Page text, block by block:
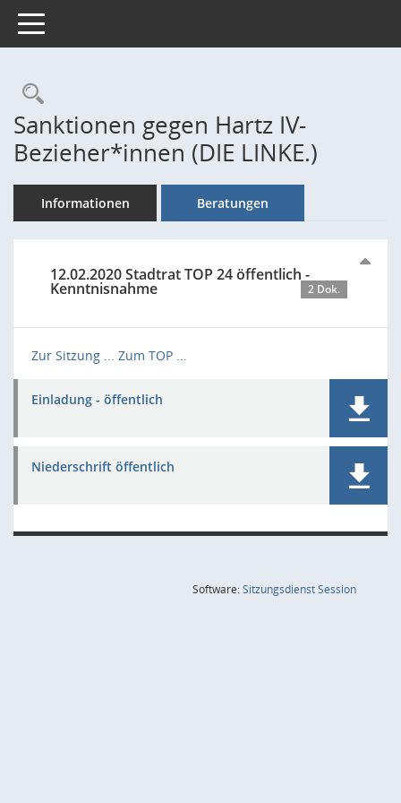
Toggle navigation
Rechercheauswahl
Sanktionen gegen Hartz IV-
Bezieher*innen (DIE LINKE.)
Informationen Beratungen
12.02.2020 Stadtrat TOP 24 öffentlich -
Kenntnisnahme 2 Dok.
Zur Sitzung ... Zum TOP ...
Einladung - öffentlich
Niederschrift öffentlich
Software:SitzungsdienstSession(Wird in